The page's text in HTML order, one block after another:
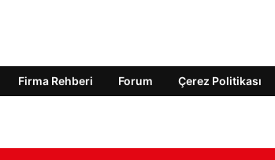
Firma Rehberi Forum Çerez Politikası